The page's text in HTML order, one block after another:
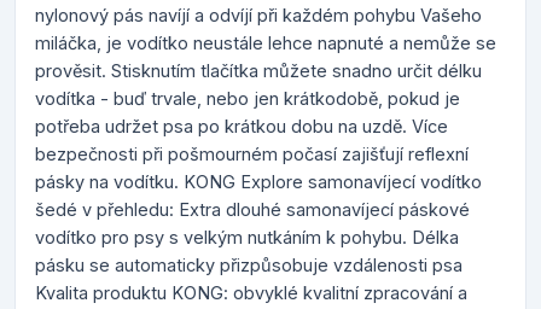
nylonový pás navíjí a odvíjí při každém pohybu Vašeho
miláčka, je vodítko neustále lehce napnuté a nemůže se
prověsit. Stisknutím tlačítka můžete snadno určit délku
vodítka - buď trvale, nebo jen krátkodobě, pokud je
potřeba udržet psa po krátkou dobu na uzdě. Více
bezpečnosti při pošmourném počasí zajišťují reflexní
pásky na vodítku. KONG Explore samonavíjecí vodítko
šedé v přehledu: Extra dlouhé samonavíjecí páskové
vodítko pro psy s velkým nutkáním k pohybu. Délka
pásku se automaticky přizpůsobuje vzdálenosti psa
Kvalita produktu KONG: obvyklé kvalitní zpracování a